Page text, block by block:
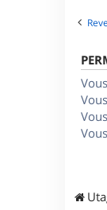
Vous
Vous
Vous
Vous